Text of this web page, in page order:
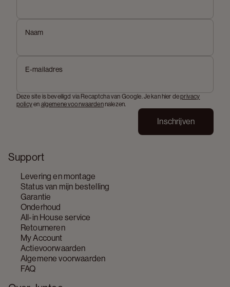
Support
Levering en montage
Status van mijn bestelling
Garantie
Onderhoud
All-in House service
Retourneren
My Account
Actievoorwaarden
Algemene voorwaarden
FAQ
Naam
E-mailadres
Deze site is beveiligd via Recaptcha van Google. Je kan hier deprivacy
policyen algemene voorwaardennalezen.
Inschrijven